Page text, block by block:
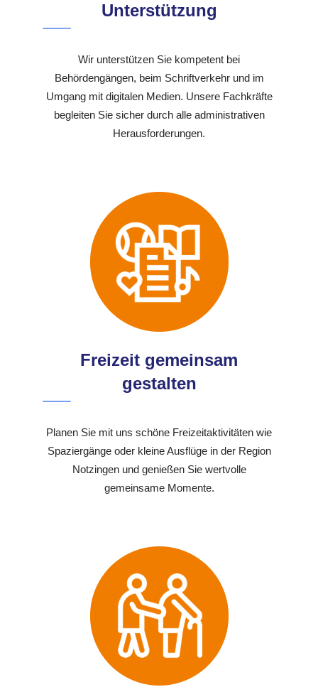
Unterstützung
Wir unterstützen Sie kompetent bei
Behördengängen, beim Schriftverkehr und im
Umgang mit digitalen Medien. Unsere Fachkräfte
begleiten Sie sicher durch alle administrativen
Herausforderungen.
Freizeit gemeinsam
gestalten
Planen Sie mit uns schöne Freizeitaktivitäten wie
Spaziergänge oder kleine Ausflüge in der Region
Notzingen und genießen Sie wertvolle
gemeinsame Momente.